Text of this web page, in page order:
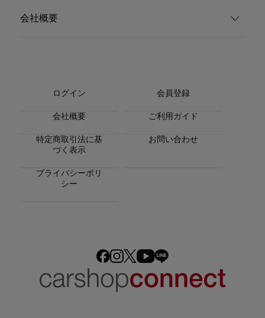
会社概要
ログイン 会員登録
会社概要 ご利用ガイド
特定商取引法に基
づく表示
お問い合わせ
プライバシーポリ
シー